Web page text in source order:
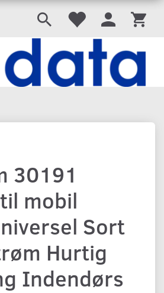
30191
mobil
Sort
Hurtig
Indendørs